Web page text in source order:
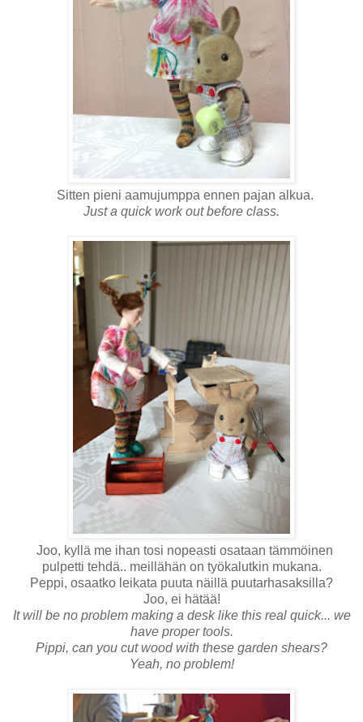
Sitten pieni aamujumppa ennen pajan alkua.
Just a quick work out before class.
Joo, kyllä me ihan tosi nopeasti osataan tämmöinen
pulpetti tehdä.. meillähän on työkalutkin mukana.
Peppi, osaatko leikata puuta näillä puutarhasaksilla?
Joo, ei hätää!
It will be no problem making a desk like this real quick... we
have proper tools.
Pippi, can you cut wood with these garden shears?
Yeah, no problem!